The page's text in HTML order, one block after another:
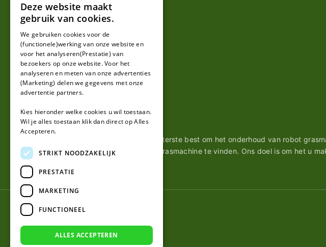
Over ons
Wij van robotmaaier-mesjes.nl doen ons uiterste best om het onderhoud van robot
de juiste messen voor een automatische grasmachine te vinden. Ons doel is om het u
© 2026 Robotmaaier-mesjes.nl
GERMAN
Deze website maakt
gebruik van cookies.
We gebruiken cookies voor de
(functionele)werking van onze website en
voor het analyseren(Prestatie) van
bezoekers op onze website. Voor het
analyseren en meten van onze advertenties
(Marketing) delen we gegevens met onze
advertentie partners.
Kies hieronder welke cookies u wil toestaan.
Wil je alles toestaan klik dan direct op Alles
Accepteren.
STRIKT NOODZAKELIJK
PRESTATIE
MARKETING
FUNCTIONEEL
ALLES ACCEPTEREN